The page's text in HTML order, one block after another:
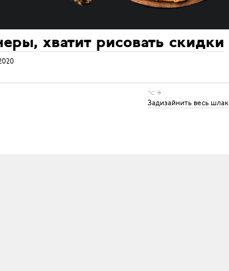
хватит рисовать скидки
⌥ →
Задизайнить весь шлак